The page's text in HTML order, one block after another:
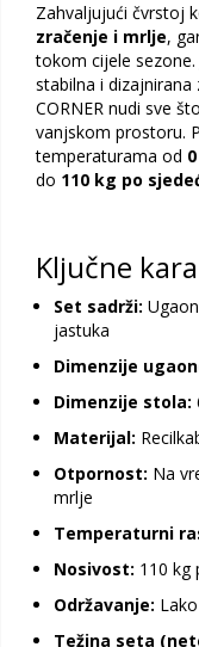
Zahvaljujući čvrstoj
zračenje i mrlje,
tokom cijele sezone.
stabilna i dizajnirana
CORNER nudi sve
vanjskom prostoru.
temperaturama od
do 110 kg po
Ključne
Set sadrži:
jastuka
Dimenzije
Dimenzije stola:
Materijal:
Otpornost: Na
mrlje
Temperaturni
Nosivost: 110 kg
Održavanje:
Težina seta